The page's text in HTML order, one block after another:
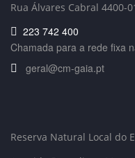
Rua Álvares Cabral 4400-
223 742 400
Chamada para a rede fixa
geral@cm-gaia.pt
Reserva Natural Local do